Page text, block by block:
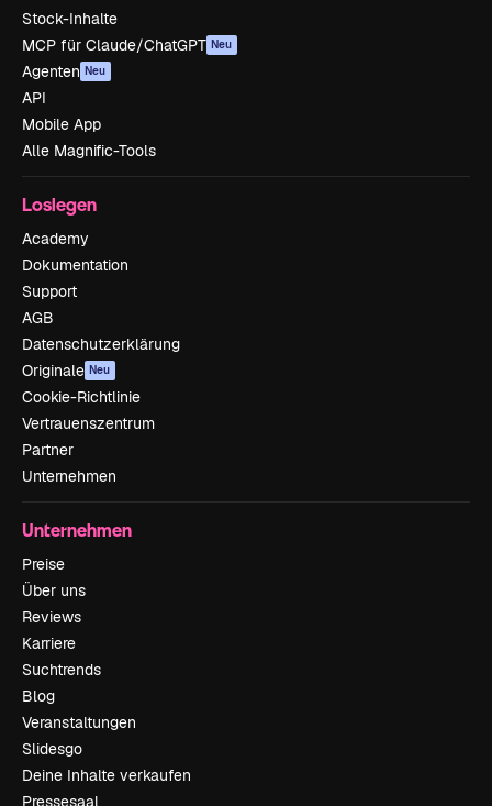
Stock-Inhalte
MCP für Claude/ChatGPT Neu
Agenten Neu
API
Mobile App
Alle Magnific-Tools
Loslegen
Academy
Dokumentation
Support
AGB
Datenschutzerklärung
Originale Neu
Cookie-Richtlinie
Vertrauenszentrum
Partner
Unternehmen
Unternehmen
Preise
Über uns
Reviews
Karriere
Suchtrends
Blog
Veranstaltungen
Slidesgo
Deine Inhalte verkaufen
Pressesaal